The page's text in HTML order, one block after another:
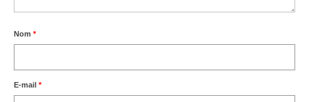
Nom *
E-mail *